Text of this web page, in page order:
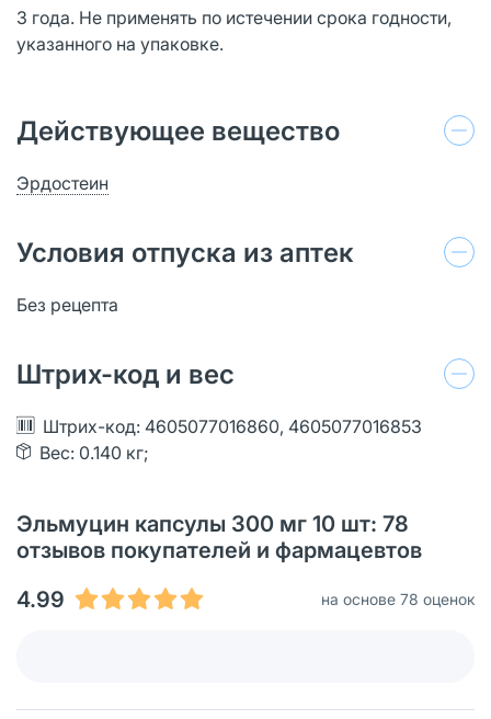
3 года. Не применять по истечении срока годности,
указанного на упаковке.
Действующее вещество
Эрдостеин
Условия отпуска из аптек
Без рецепта
Штрих-код и вес
Штрих-код: 4605077016860, 4605077016853
Вес: 0.140 кг;
Эльмуцин капсулы 300 мг 10 шт: 78
отзывов покупателей и фармацевтов
4.99
на основе 78 оценок